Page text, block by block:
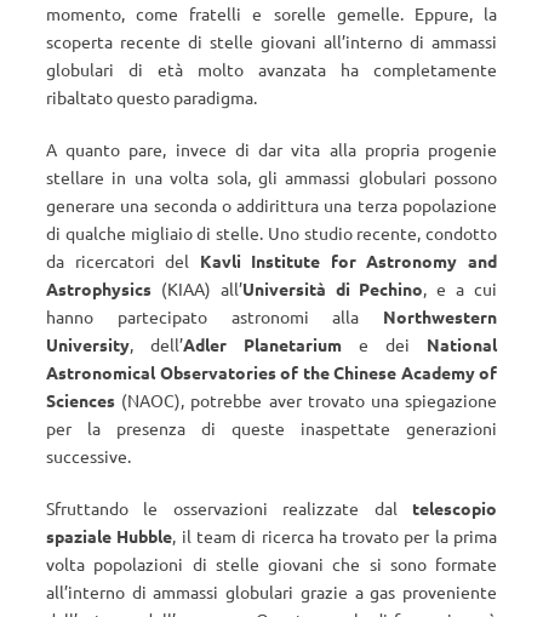
momento, come fratelli e sorelle gemelle. Eppure, la
scoperta recente di stelle giovani all’interno di ammassi
globulari di età molto avanzata ha completamente
ribaltato questo paradigma.
A quanto pare, invece di dar vita alla propria progenie
stellare in una volta sola, gli ammassi globulari possono
generare una seconda o addirittura una terza popolazione
di qualche migliaio di stelle. Uno studio recente, condotto
da ricercatori del Kavli Institute for Astronomy and
Astrophysics (KIAA) all’Università di Pechino, e a cui
hanno partecipato astronomi alla Northwestern
University, dell’Adler Planetarium e dei National
Astronomical Observatories of the Chinese Academy of
Sciences (NAOC), potrebbe aver trovato una spiegazione
per la presenza di queste inaspettate generazioni
successive.
Sfruttando le osservazioni realizzate dal telescopio
spaziale Hubble, il team di ricerca ha trovato per la prima
volta popolazioni di stelle giovani che si sono formate
all’interno di ammassi globulari grazie a gas proveniente